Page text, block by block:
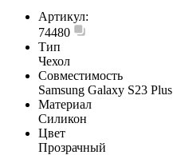
Артикул:
74480
Тип
Чехол
Совместимость
Samsung Galaxy S23 Plus
Материал
Силикон
Цвет
Прозрачный